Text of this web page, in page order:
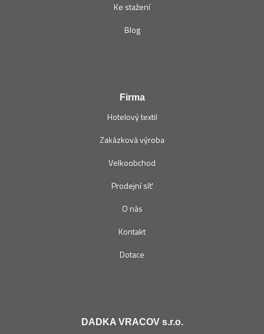
Ke stažení
Blog
Firma
Hotelový textil
Zakázková výroba
Velkoobchod
Prodejní síť
O nás
Kontakt
Dotace
DADKA VRACOV s.r.o.